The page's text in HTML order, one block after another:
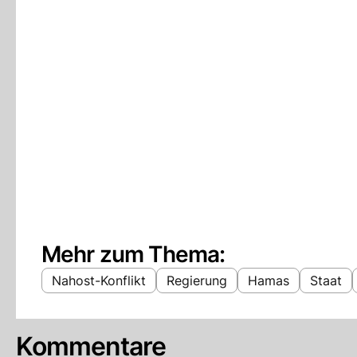
Mehr zum Thema:
Nahost-Konflikt Regierung Hamas Staat
Kommentare